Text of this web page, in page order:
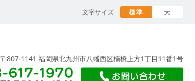
文字サイズ 標準 大
〒807-1141 福岡県北九州市八幡西区楠橋上方1丁目11番1号